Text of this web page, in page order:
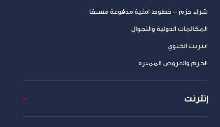
شراء حزم – خطوط امنية مدفوعة مسبقا
المكالمات الدولية والتجوال
انترنت الخلوي
الحزم والعروض المميزة
إنترنت